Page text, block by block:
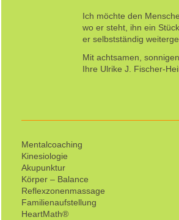
Ich möchte den
wo er steht, ihn ein
er selbstständig
Mit achtsamen,
Ihre Ulrike J. Fischer-
Mentalcoaching
Kinesiologie
Akupunktur
Körper – Balance
Reflexzonenmassage
Familienaufstellung
HeartMath®